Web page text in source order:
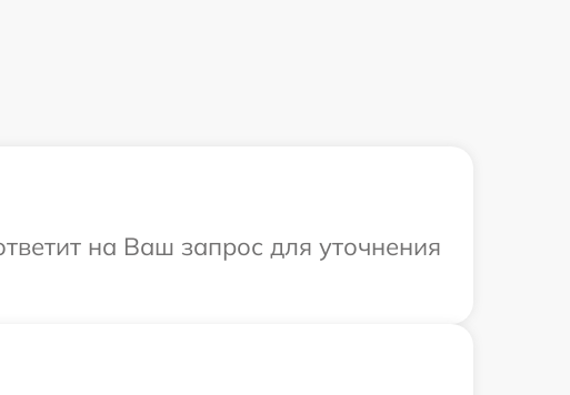
на Ваш запрос для уточнения